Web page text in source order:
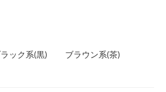
ック系(黒) ブラウン系(茶)